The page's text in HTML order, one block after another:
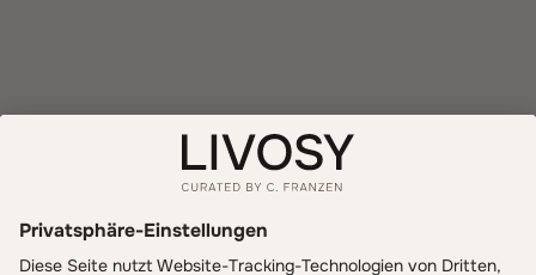
Zahlung & Versand
LIVOSY